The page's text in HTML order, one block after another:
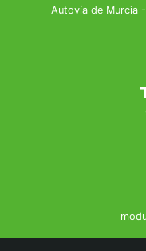
Autovía de Murcia